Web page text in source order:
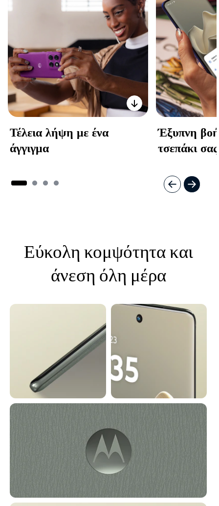
Τέλεια λήψη με ένα
άγγιγμα
Έξυπνη
τσεπάκι σας
Εύκολη κομψότητα και
άνεση όλη μέρα